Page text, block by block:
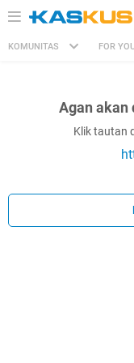
KOMUNITAS FOR
Agan akan
Klik tautan